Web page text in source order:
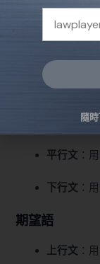
斜行文：用
民眾、部屬
起手語
：用
平行文 ：用
下行文 ：用
期望語
上行文 ：用
隨